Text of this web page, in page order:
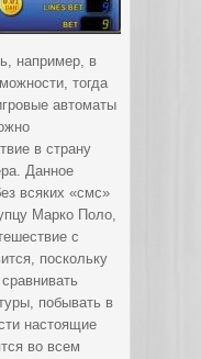
например, в
тогда
автоматы
в страну
Данное
всяких «смс»
Марко Поло,
с
поскольку
побывать в
настоящие
во всем